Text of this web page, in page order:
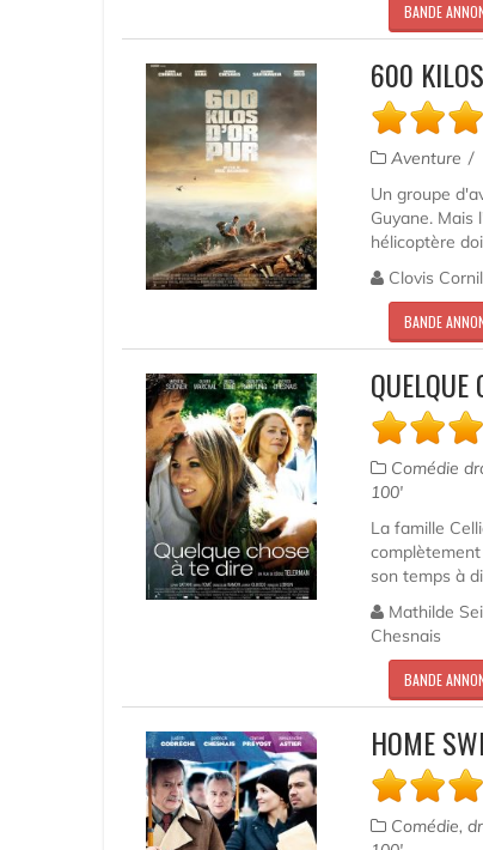
BANDE
600
Aventure
Un groupe
Guyane. Mais
hélicoptère
Clovis
BANDE
Comédie
100'
La famille
son temps à
Mathilde
Chesnais
BANDE
HOME
Comédie,